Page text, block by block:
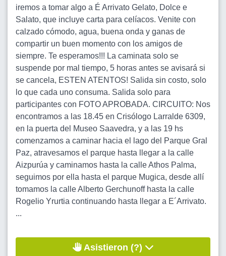
iremos a tomar algo a É Arrivato Gelato, Dolce e
Salato, que incluye carta para celíacos. Venite con
calzado cómodo, agua, buena onda y ganas de
compartir un buen momento con los amigos de
siempre. Te esperamos!!! La caminata solo se
suspende por mal tiempo, 5 horas antes se avisará si
se cancela, ESTEN ATENTOS! Salida sin costo, solo
lo que cada uno consuma. Salida solo para
participantes con FOTO APROBADA. CIRCUITO: Nos
encontramos a las 18.45 en Crisólogo Larralde 6309,
en la puerta del Museo Saavedra, y a las 19 hs
comenzamos a caminar hacia el lago del Parque Gral
Paz, atravesamos el parque hasta llegar a la calle
Aizpurúa y caminamos hasta la calle Athos Palma,
seguimos por ella hasta el parque Mugica, desde allí
tomamos la calle Alberto Gerchunoff hasta la calle
Rogelio Yrurtia continuando hasta llegar a E´Arrivato.
...
Asistieron (?)